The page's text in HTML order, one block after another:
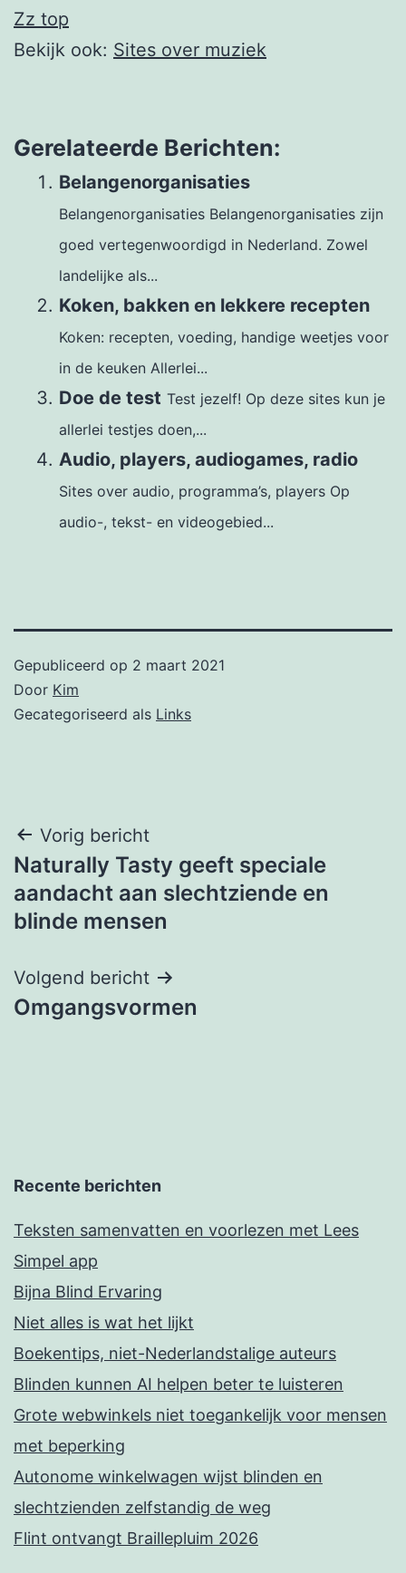
Zz top
Bekijk ook: Sites over muziek
Gerelateerde Berichten:
Belangenorganisaties
Belangenorganisaties Belangenorganisaties zijn
goed vertegenwoordigd in Nederland. Zowel
landelijke als...
Koken, bakken en lekkere recepten
Koken: recepten, voeding, handige weetjes voor
in de keuken Allerlei...
Doe de test Test jezelf! Op deze sites kun je
allerlei testjes doen,...
Audio, players, audiogames, radio
Sites over audio, programma’s, players Op
audio-, tekst- en videogebied...
Gepubliceerd op 2 maart 2021
Door Kim
Gecategoriseerd als Links
Bericht
navigatie
Vorig bericht
Naturally Tasty geeft speciale
aandacht aan slechtziende en
blinde mensen
Volgend bericht
Omgangsvormen
Recente berichten
Teksten samenvatten en voorlezen met Lees
Simpel app
Bijna Blind Ervaring
Niet alles is wat het lijkt
Boekentips, niet-Nederlandstalige auteurs
Blinden kunnen AI helpen beter te luisteren
Grote webwinkels niet toegankelijk voor mensen
met beperking
Autonome winkelwagen wijst blinden en
slechtzienden zelfstandig de weg
Flint ontvangt Braillepluim 2026